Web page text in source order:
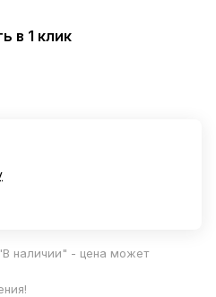
в 1 клик
наличии" - цена может